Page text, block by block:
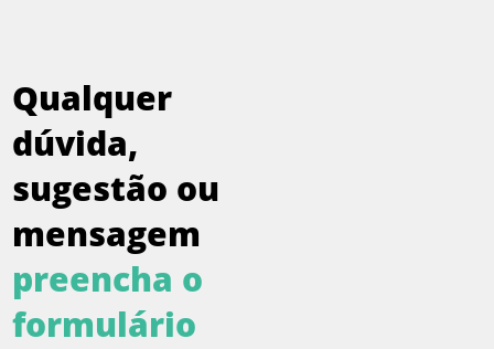
Qualquer
dúvida,
sugestão ou
mensagem
preencha o
formulário